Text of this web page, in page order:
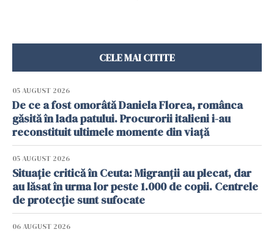
CELE MAI CITITE
05 AUGUST 2026
De ce a fost omorâtă Daniela Florea, românca
găsită în lada patului. Procurorii italieni i-au
reconstituit ultimele momente din viață
05 AUGUST 2026
Situație critică în Ceuta: Migranții au plecat, dar
au lăsat în urma lor peste 1.000 de copii. Centrele
de protecție sunt sufocate
06 AUGUST 2026